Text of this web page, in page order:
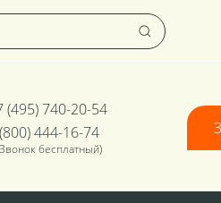
(495) 740-20-54
444-16-74
бесплатный)